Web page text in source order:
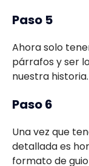
Paso 5
Ahora solo
párrafos y ser
nuestra historia.
Paso 6
Una vez que
detallada es
formato de